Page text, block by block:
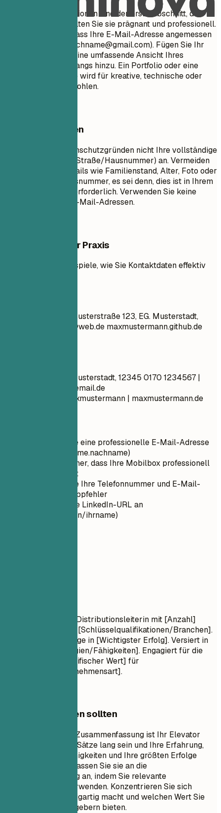
Ihre Kontaktinformationen sind der erste Abschnitt, den
Recruiter sehen. Halten Sie sie prägnant und professionell.
Stellen Sie sicher, dass Ihre E-Mail-Adresse angemessen
vorname.nachname@gmail.com). Fügen Sie Ihr
LinkedIn-Profil für eine umfassende Ansicht Ihres
beruflichen Werdegangs hinzu. Ein Portfolio oder eine
persönliche Website wird für kreative, technische oder
Design-Rollen empfohlen.
Besser vermeiden
Geben Sie aus Datenschutzgründen nicht Ihre vollständige
physische Adresse (Straße/Hausnummer) an. Vermeiden
Sie persönliche Details wie Familienstand, Alter, Foto oder
Sozialversicherungsnummer, es sei denn, dies ist in Ihrem
Land ausdrücklich erforderlich. Verwenden Sie keine
unprofessionellen E-Mail-Adressen.
Beispiele aus der Praxis
Sehen Sie klare Beispiele, wie Sie Kontaktdaten effektiv
Max Mustermann Musterstraße 123, EG. Musterstadt,
super_max@web.de maxmustermann.github.de
Max Mustermann Musterstadt, 12345 0170 1234567 |
max.mustermann@email.de
linkedin.com/in/maxmustermann | maxmustermann.de
Verwenden Sie eine professionelle E-Mail-Adresse
(Format: vorname.nachname)
Stellen Sie sicher, dass Ihre Mobilbox professionell
eingerichtet ist
Überprüfen Sie Ihre Telefonnummer und E-Mail-
Adresse auf Tippfehler
Passen Sie Ihre LinkedIn-URL an
(linkedin.com/in/ihrname)
Ergebnisorientierte Distributionsleiterin mit [Anzahl]
Jahren Erfahrung in [Schlüsselqualifikationen/Branchen].
Nachweisliche Erfolge in [Wichtigster Erfolg]. Versiert in
[Schlüsseltechnologien/Fähigkeiten]. Engagiert für die
Lieferung von [Spezifischer Wert] für
[Zielbranche/Unternehmensart].
Worauf Sie achten sollten
Eine professionelle Zusammenfassung ist Ihr Elevator
Pitch. Sie sollte 3-5 Sätze lang sein und Ihre Erfahrung,
Ihre wichtigsten Fähigkeiten und Ihre größten Erfolge
zusammenfassen. Passen Sie sie an die
Stellenbeschreibung an, indem Sie relevante
Schlüsselwörter verwenden. Konzentrieren Sie sich
darauf, was Sie einzigartig macht und welchen Wert Sie
potenziellen Arbeitgebern bieten.